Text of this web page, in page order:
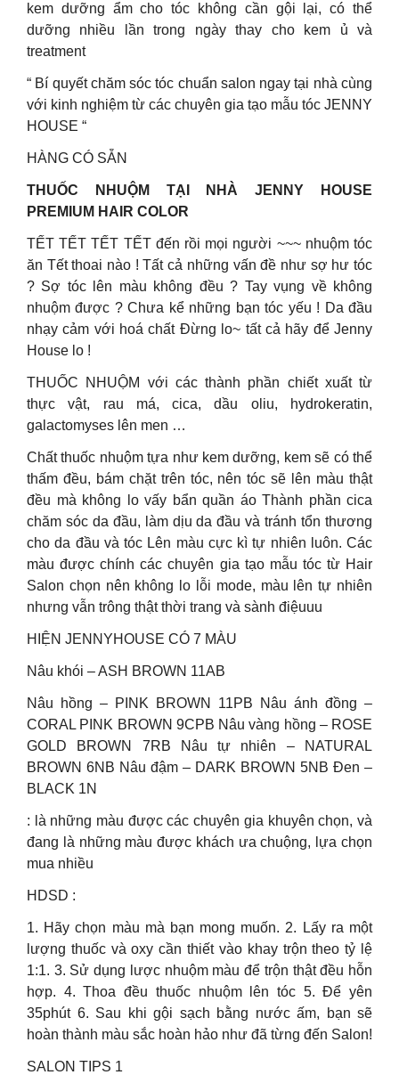
kem dưỡng ẩm cho tóc không cần gội lại, có thể
dưỡng nhiều lần trong ngày thay cho kem ủ và
treatment
“ Bí quyết chăm sóc tóc chuẩn salon ngay tại nhà cùng
với kinh nghiệm từ các chuyên gia tạo mẫu tóc JENNY
HOUSE “
HÀNG CÓ SẴN
THUỐC NHUỘM TẠI NHÀ JENNY HOUSE
PREMIUM HAIR COLOR
TẾT TẾT TẾT TẾT đến rồi mọi người ~~~ nhuộm tóc
ăn Tết thoai nào ! Tất cả những vấn đề như sợ hư tóc
? Sợ tóc lên màu không đều ? Tay vụng về không
nhuộm được ? Chưa kể những bạn tóc yếu ! Da đầu
nhạy cảm với hoá chất Đừng lo~ tất cả hãy để Jenny
House lo !
THUỐC NHUỘM với các thành phần chiết xuất từ
thực vật, rau má, cica, dầu oliu, hydrokeratin,
galactomyses lên men …
Chất thuốc nhuộm tựa như kem dưỡng, kem sẽ có thể
thấm đều, bám chặt trên tóc, nên tóc sẽ lên màu thật
đều mà không lo vấy bẩn quần áo Thành phần cica
chăm sóc da đầu, làm dịu da đầu và tránh tổn thương
cho da đầu và tóc Lên màu cực kì tự nhiên luôn. Các
màu được chính các chuyên gia tạo mẫu tóc từ Hair
Salon chọn nên không lo lỗi mode, màu lên tự nhiên
nhưng vẫn trông thật thời trang và sành điệuuu
HIỆN JENNYHOUSE CÓ 7 MÀU
Nâu khói – ASH BROWN 11AB
Nâu hồng – PINK BROWN 11PB Nâu ánh đồng –
CORAL PINK BROWN 9CPB Nâu vàng hồng – ROSE
GOLD BROWN 7RB Nâu tự nhiên – NATURAL
BROWN 6NB Nâu đậm – DARK BROWN 5NB Đen –
BLACK 1N
: là những màu được các chuyên gia khuyên chọn, và
đang là những màu được khách ưa chuộng, lựa chọn
mua nhiều
HDSD :
1. Hãy chọn màu mà bạn mong muốn. 2. Lấy ra một
lượng thuốc và oxy cần thiết vào khay trộn theo tỷ lệ
1:1. 3. Sử dụng lược nhuộm màu để trộn thật đều hỗn
hợp. 4. Thoa đều thuốc nhuộm lên tóc 5. Để yên
35phút 6. Sau khi gội sạch bằng nước ấm, bạn sẽ
hoàn thành màu sắc hoàn hảo như đã từng đến Salon!
SALON TIPS 1